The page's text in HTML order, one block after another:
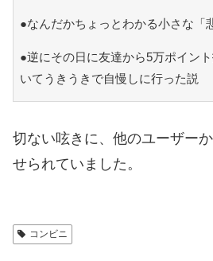
●なんだかちょっとわかる小さな「
●逆にその日に友達から5万ポイン
いてうきうきで自慢しに行った説
切ない呟きに、他のユーザー
せられていました。
コンビニ